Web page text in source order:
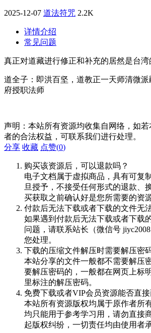
2025-12-07 道法符咒 2.2K
详情介绍
常见问题
真正对道藏进行修正和补充的居然是台湾
道全子：即洪百坚，道教正一天师清微
府授职法师
声明：本站所有资源均收集自网络，如
者的合法权益，可联系我们进行处理。
分享 收藏 点赞(0)
购买该资源后，可以退款吗？
电子文档属于虚拟商品，具有可复
旦授予，不接受任何形式的退款、
买获取之前确认好是您所需要的资
付款后无法下载或者下载的文件无
如果遇到付款后无法下载或者下载
问题，请联系站长（微信号
您处理。
下载的压缩文件解压时需要解压密
本站分享的文件一般都不需要解压
要解压密码的，一般都在网页上标
里标注的解压密码。
免费下载或者VIP会员资源能否直接
本站所有资源版权均属于原作者所
均只能用于参考学习用，请勿直接
起版权纠纷，一切责任均由使用者承